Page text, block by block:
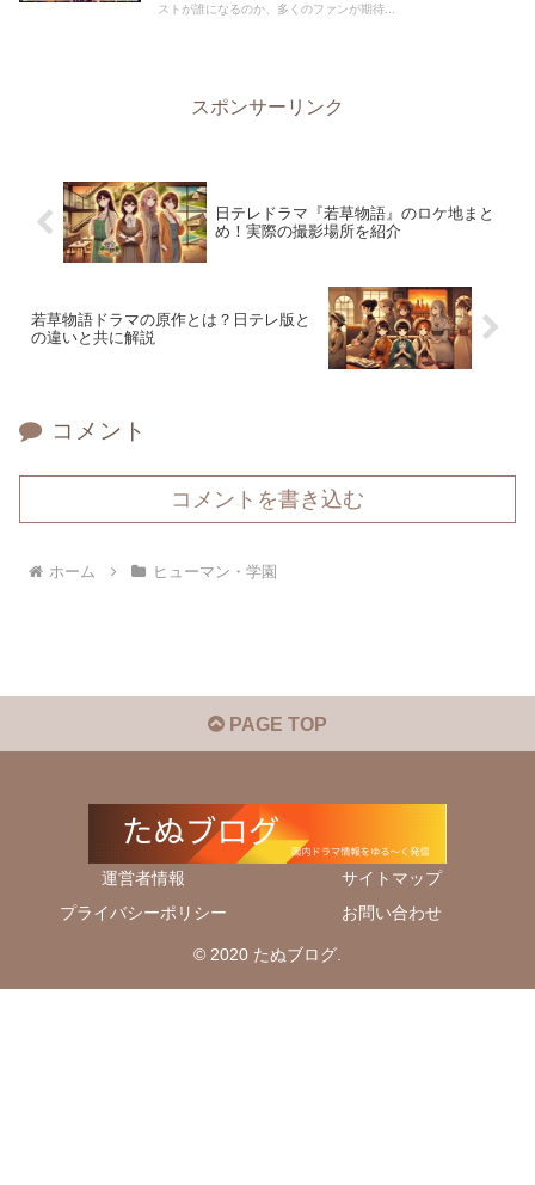
ストが誰になるのか、多くのファンが期待...
スポンサーリンク
日テレドラマ『若草物語』のロケ地まと
め！実際の撮影場所を紹介
若草物語ドラマの原作とは？日テレ版と
の違いと共に解説
コメント
コメントを書き込む
ホーム ヒューマン・学園
PAGE TOP
運営者情報
サイトマップ
プライバシーポリシー
お問い合わせ
© 2020 たぬブログ.